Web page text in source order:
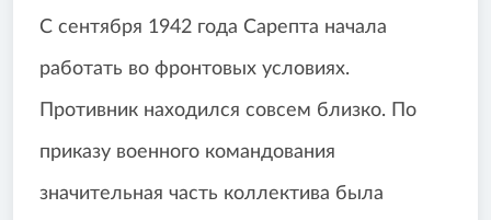
С сентября 1942 года Сарепта начала
работать во фронтовых условиях.
Противник находился совсем близко. По
приказу военного командования
значительная часть коллектива была